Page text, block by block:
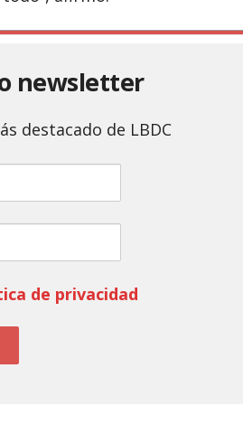
newsletter
destacado de LBDC
de privacidad